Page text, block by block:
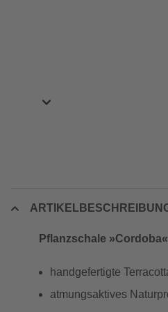
Pflanzschale
handgefertigte
atmungsaktives